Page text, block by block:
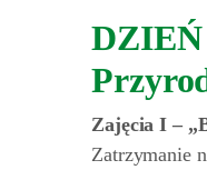
DZIEŃ
Zajęcia I –
Zatrzymanie